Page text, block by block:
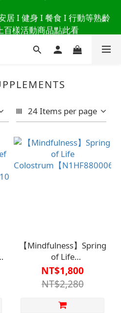
的堅強 👉 3大生活貼心巧
的生活主導權
居 I 健身 I 餐食 I 行動等熟齡
百樣活動商品點此看
」的堅強 👉 3大生活貼心巧
的生活主導權
24 Items per page
】
【Mindfulness】Spring
of Life
Colostrum【
NT$1,800
NT$2,280